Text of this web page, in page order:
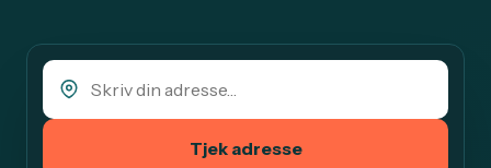
Tjek adresse